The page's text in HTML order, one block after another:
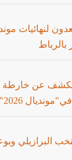
تكشف عن
2026"
البرازيلي